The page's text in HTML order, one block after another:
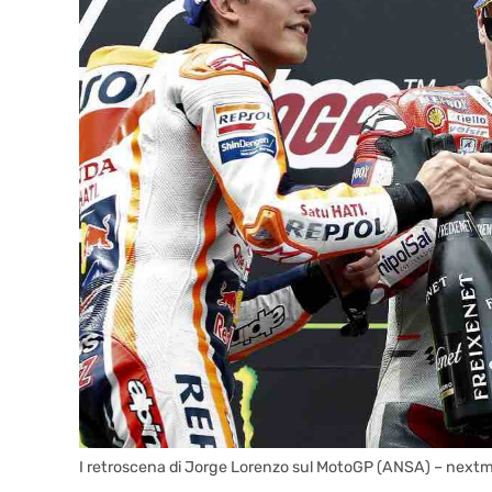
I retroscena di Jorge Lorenzo sul MotoGP (ANSA) –